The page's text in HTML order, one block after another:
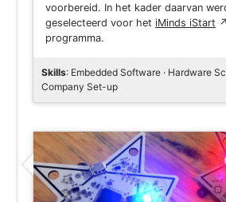
voorbereid. In het kader daarvan
geselecteerd voor het iMinds iStart ↗
programma.
Skills: Embedded Software · Hardware
Company Set-up